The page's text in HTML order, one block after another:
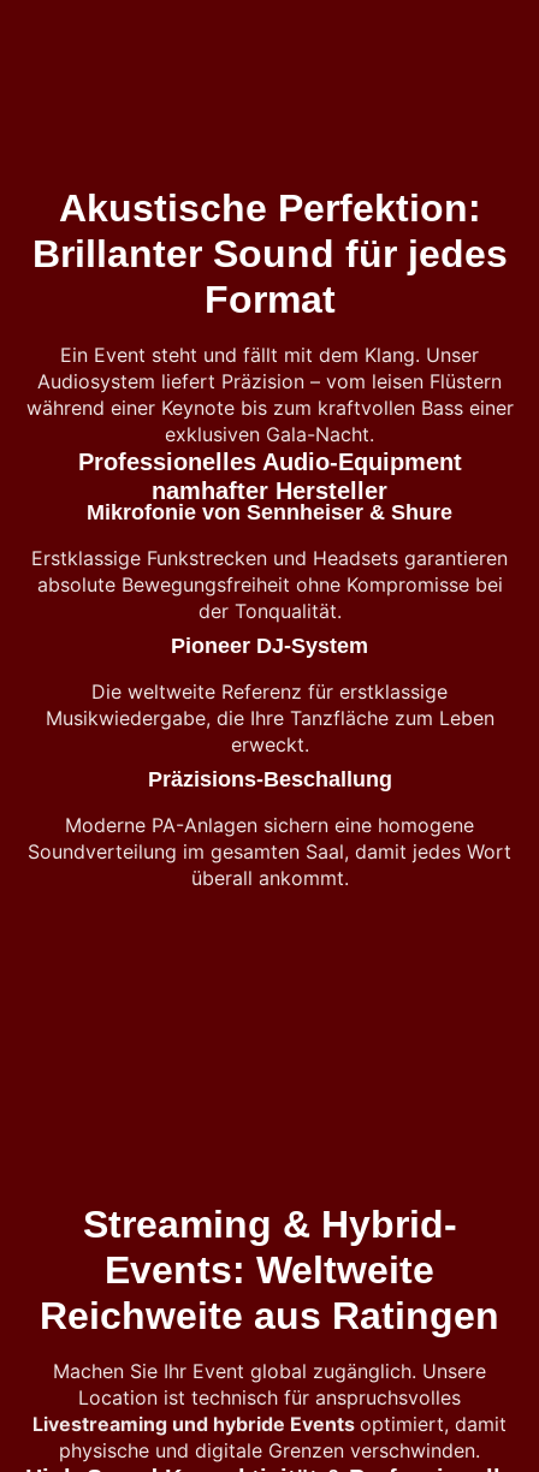
Akustische Perfektion:
Brillanter Sound für jedes
Format
Ein Event steht und fällt mit dem Klang. Unser
Audiosystem liefert Präzision – vom leisen Flüstern
während einer Keynote bis zum kraftvollen Bass einer
exklusiven Gala-Nacht.
Professionelles Audio-Equipment
namhafter Hersteller
Mikrofonie von Sennheiser & Shure
Erstklassige Funkstrecken und Headsets garantieren
absolute Bewegungsfreiheit ohne Kompromisse bei
der Tonqualität.
Pioneer DJ-System
Die weltweite Referenz für erstklassige
Musikwiedergabe, die Ihre Tanzfläche zum Leben
erweckt.
Präzisions-Beschallung
Moderne PA-Anlagen sichern eine homogene
Soundverteilung im gesamten Saal, damit jedes Wort
überall ankommt.
Streaming & Hybrid-
Events: Weltweite
Reichweite aus Ratingen
Machen Sie Ihr Event global zugänglich. Unsere
Location ist technisch für anspruchsvolles
Livestreaming und hybride Events optimiert, damit
physische und digitale Grenzen verschwinden.